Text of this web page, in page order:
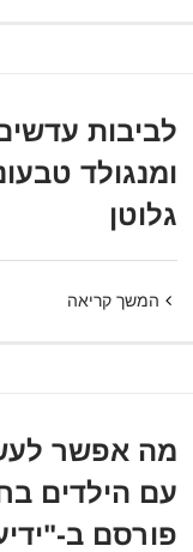
לביבות
ומנגולד
גלוטן
המשך קריאה
מה אפשר
עם הילדים
פורסם ב-